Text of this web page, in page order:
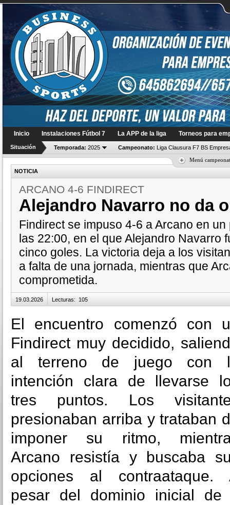
Inicio Instalaciones Fútbol 7 La APP de la liga Torneos para
Situación Temporada: 2025 Campeonato: Liga Clausura F7 BS
Menú
NOTICIA
ARCANO 4-6 FINDIRECT
Alejandro Navarro no da
Findirect se impuso 4-6 a Arcano en
las 22:00, en el que Alejandro Navarro
cinco goles. La victoria deja a los
a falta de una jornada, mientras que
comprometida.
19.03.2026 Lecturas: 105
El encuentro comenzó con
Findirect muy decidido,
al terreno de juego con
intención clara de llevarse
tres puntos. Los
presionaban arriba y trataban
imponer su ritmo,
Arcano resistía y buscaba
opciones al contraataque.
pesar del dominio inicial